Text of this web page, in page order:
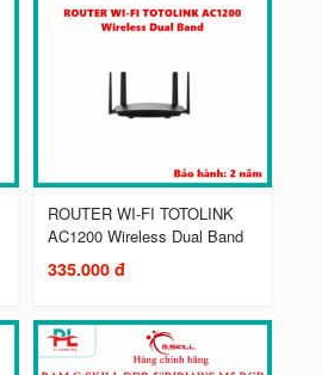
ROUTER WI-FI TOTOLINK
AC1200 Wireless Dual Band
335.000 đ